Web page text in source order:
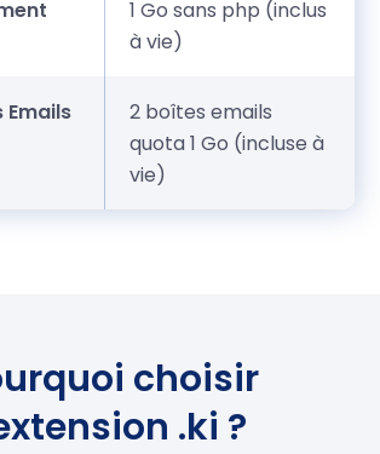
1 Go sans php (inclus
à vie)
2 boîtes emails
quota 1 Go (incluse à
vie)
choisir
.ki ?